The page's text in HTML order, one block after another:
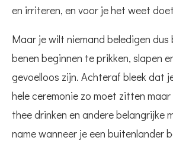
en irriteren, en voor je het weet
Maar je wilt niemand beledigen
benen beginnen te prikken, slapen
gevoelloos zijn. Achteraf bleek dat
hele ceremonie zo moet zitten
thee drinken en andere belangrijke
name wanneer je een buitenlander